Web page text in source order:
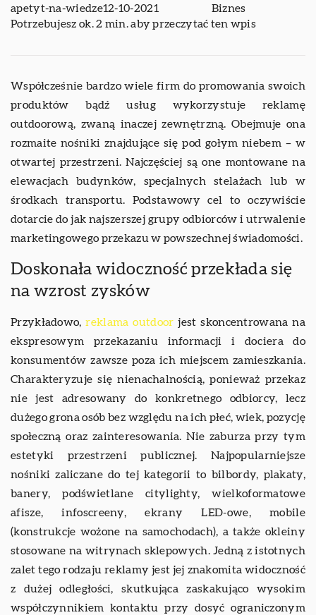
apetyt-na-wiedze12-10-2021
Biznes
Potrzebujesz ok. 2 min. aby przeczytać ten wpis
Współcześnie bardzo wiele firm do promowania swoich
produktów bądź usług wykorzystuje reklamę
outdoorową, zwaną inaczej zewnętrzną. Obejmuje ona
rozmaite nośniki znajdujące się pod gołym niebem – w
otwartej przestrzeni. Najczęściej są one montowane na
elewacjach budynków, specjalnych stelażach lub w
środkach transportu. Podstawowy cel to oczywiście
dotarcie do jak najszerszej grupy odbiorców i utrwalenie
marketingowego przekazu w powszechnej świadomości.
Doskonała widoczność przekłada się
na wzrost zysków
Przykładowo,reklama outdoor jest skoncentrowana na
ekspresowym przekazaniu informacji i dociera do
konsumentów zawsze poza ich miejscem zamieszkania.
Charakteryzuje się nienachalnością, ponieważ przekaz
nie jest adresowany do konkretnego odbiorcy, lecz
dużego grona osób bez względu na ich płeć, wiek, pozycję
społeczną oraz zainteresowania. Nie zaburza przy tym
estetyki przestrzeni publicznej. Najpopularniejsze
nośniki zaliczane do tej kategorii to bilbordy, plakaty,
banery, podświetlane citylighty, wielkoformatowe
afisze, infoscreeny, ekrany LED-owe, mobile
(konstrukcje wożone na samochodach), a także okleiny
stosowane na witrynach sklepowych. Jedną z istotnych
zalet tego rodzaju reklamy jest jej znakomita widoczność
z dużej odległości, skutkująca zaskakująco wysokim
współczynnikiem kontaktu przy dosyć ograniczonym